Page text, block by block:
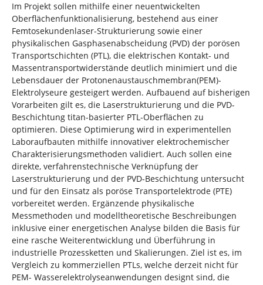
Im Projekt sollen mithilfe einer neuentwickelten
Oberflächenfunktionalisierung, bestehend aus einer
Femtosekundenlaser-Strukturierung sowie einer
physikalischen Gasphasenabscheidung (PVD) der porösen
Transportschichten (PTL), die elektrischen Kontakt- und
Massentransportwiderstände deutlich minimiert und die
Lebensdauer der Protonenaustauschmembran(PEM)-
Elektrolyseure gesteigert werden. Aufbauend auf bisherigen
Vorarbeiten gilt es, die Laserstrukturierung und die PVD-
Beschichtung titan-basierter PTL-Oberflächen zu
optimieren. Diese Optimierung wird in experimentellen
Laboraufbauten mithilfe innovativer elektrochemischer
Charakterisierungsmethoden validiert. Auch sollen eine
direkte, verfahrenstechnische Verknüpfung der
Laserstrukturierung und der PVD-Beschichtung untersucht
und für den Einsatz als poröse Transportelektrode (PTE)
vorbereitet werden. Ergänzende physikalische
Messmethoden und modelltheoretische Beschreibungen
inklusive einer energetischen Analyse bilden die Basis für
eine rasche Weiterentwicklung und Überführung in
industrielle Prozessketten und Skalierungen. Ziel ist es, im
Vergleich zu kommerziellen PTLs, welche derzeit nicht für
PEM- Wasserelektrolyseanwendungen designt sind, die